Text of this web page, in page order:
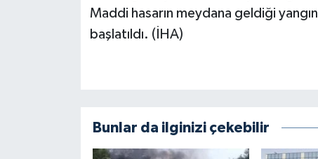
Maddi hasarın meydana geldiği
başlatıldı. (İHA)
Bunlar da ilginizi çekebilir